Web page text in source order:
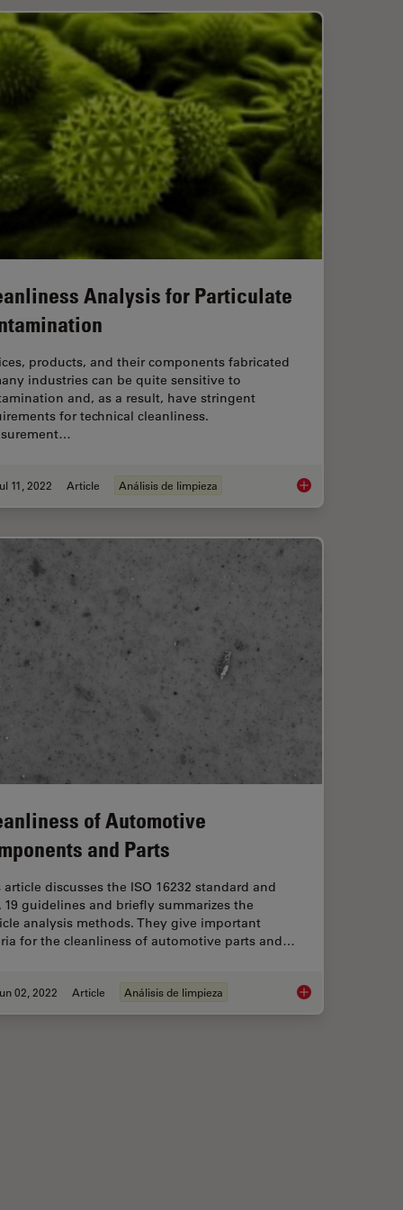
a Cleanliness Analysis Solution
Analysis for Particulate
products, and their components fabricated
industries can be quite sensitive to
and, as a result, have stringent
for technical cleanliness.
11, 2022 Article Análisis de limpieza Cleanliness
and Analysis
of Automotive
and Parts
article discusses the ISO 16232 standard and
19 guidelines and briefly summarizes the
analysis methods. They give important
for the cleanliness of automotive parts and…
02, 2022 Article Análisis de limpieza Cleanliness of